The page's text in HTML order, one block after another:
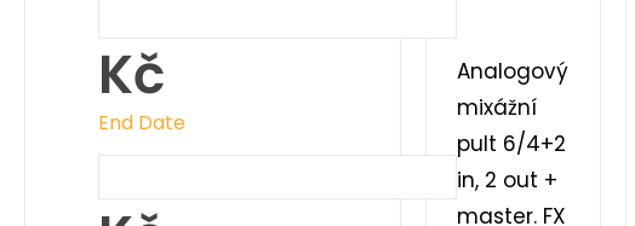
Analogový
mixážní
pult 6/4+2
in, 2 out +
master. FX
Kč
End Date